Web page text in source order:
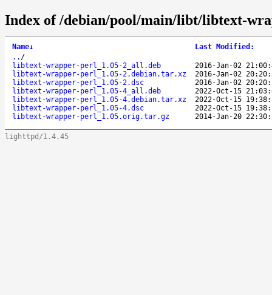
Index of /debian/pool/main/libt/libtext-
Name↓ Last Modified :
.. /
libtext-wrapper-perl_1.05-2_all.deb
2016-Jan-02
libtext-wrapper-perl_1.05-2.debian.tar.xz
2016-Jan-02
libtext-wrapper-perl_1.05-2.dsc
2016-Jan-02
libtext-wrapper-perl_1.05-4_all.deb
2022-Oct-15
libtext-wrapper-perl_1.05-4.debian.tar.xz
2022-Oct-15
libtext-wrapper-perl_1.05-4.dsc
2022-Oct-15
libtext-wrapper-perl_1.05.orig.tar.gz
2014-Jan-20
lighttpd/1.4.45